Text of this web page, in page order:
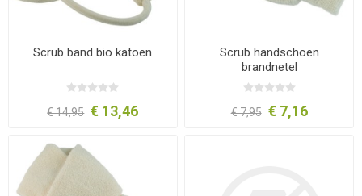
Scrub band bio katoen
€ 14,95 € 13,46
Scrub handschoen
brandnetel
€ 7,95 € 7,16